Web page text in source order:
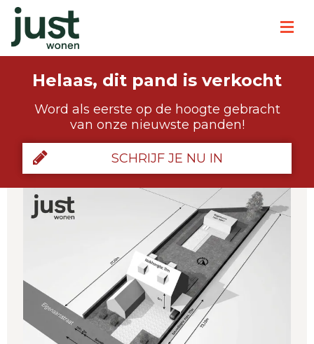
Helaas, dit pand is verkocht
Word als eerste op de hoogte gebracht
van onze nieuwste panden!
SCHRIJF JE NU IN